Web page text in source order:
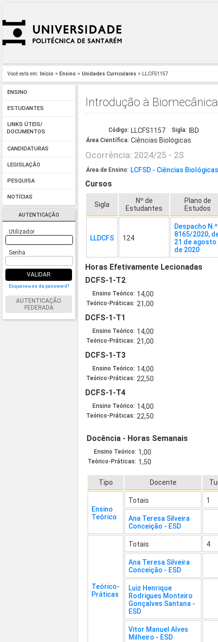
Você está em: Início > Ensino > Unidades Curriculares > LLCFS1157
ENSINO
ESTUDANTES
LINKS ÚTEIS/
DOCUMENTOS
CANDIDATURAS
LEGISLAÇÃO
PESQUISA
NOTÍCIAS
AUTENTICAÇÃO
Utilizador
Senha
VALIDAR
Esqueceu-se da password?
AUTENTICAÇÃO
FEDERADA
Introdução à
Código: LLCFS1157 Sigla: IBD
Área Científica: Ciências Biológicas
Ocorrência: 2024/25 - 2S
Área de Ensino: LCFSD - Ciências
Cursos
Sigla
Nº de
Estudantes
Plano de
Estudos
LLDCFS 124
Despacho N.º
8165/2020,
21 de agosto
de 2020
Horas Efetivamente Lecionadas
DCFS-1-T2
Ensino Teórico: 14,00
Teórico-Práticas: 21,00
DCFS-1-T1
Ensino Teórico: 14,00
Teórico-Práticas: 21,00
DCFS-1-T3
Ensino Teórico: 14,00
Teórico-Práticas: 22,50
DCFS-1-T4
Ensino Teórico: 14,00
Teórico-Práticas: 22,50
Docência - Horas Semanais
Ensino Teórico: 1,00
Teórico-Práticas: 1,50
Tipo Docente
Ensino
Teórico
Totais 1
Ana Teresa Silveira
Conceição - ESD
Teórico-
Práticas
Totais 4
Ana Teresa Silveira
Conceição - ESD
Luiz Henrique
Rodrigues Monteiro
Gonçalves Santana -
ESD
Vitor Manuel Alves
Milheiro - ESD